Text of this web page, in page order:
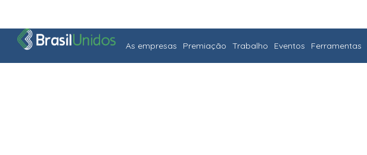
As empresas Premiação Trabalho Eventos Ferramentas